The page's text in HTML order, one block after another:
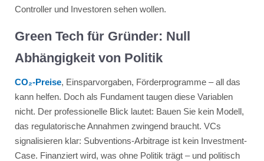
Controller und Investoren sehen wollen.
Green Tech für Gründer: Null
Abhängigkeit von Politik
CO₂-Preise, Einsparvorgaben, Förderprogramme – all das
kann helfen. Doch als Fundament taugen diese Variablen
nicht. Der professionelle Blick lautet: Bauen Sie kein Modell,
das regulatorische Annahmen zwingend braucht. VCs
signalisieren klar: Subventions-Arbitrage ist kein Investment-
Case. Finanziert wird, was ohne Politik trägt – und politisch